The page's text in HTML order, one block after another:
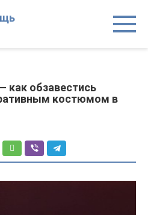
как обзавестись
костюмом в